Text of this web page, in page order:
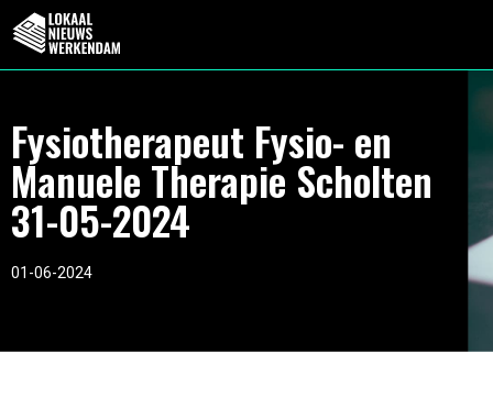
Fysiotherapeut Fysio- en
Manuele Therapie Scholten
31-05-2024
01-06-2024